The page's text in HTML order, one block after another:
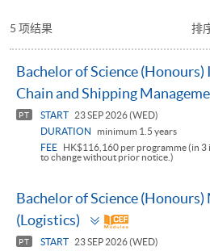
5 项结果 排
Bachelor of Science
Chain and Shipping
PT START
23 SEP 2026 (WED)
DURATION
minimum 1.5 years
FEE
HK$116,160 per programme (in 3
to change without prior notice.)
Bachelor of Science
(Logistics)
Toggle
panel
PT START
23 SEP 2026 (WED)